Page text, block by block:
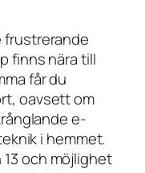
frustrerande
finns nära till
får du
oavsett om
e-
i hemmet.
och möjlighet